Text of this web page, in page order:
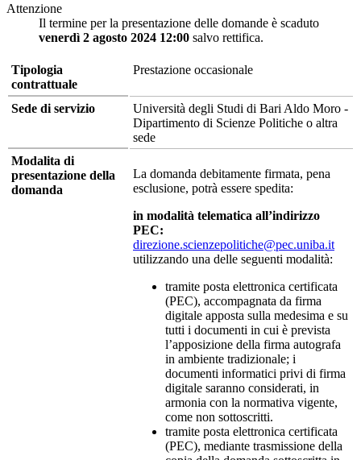
Attenzione
Il termine per la presentazione delle domande è scaduto
venerdì 2 agosto 2024 12:00 salvo rettifica.
Tipologia
contrattuale
Prestazione occasionale
Sede di servizio
Università degli Studi di Bari Aldo Moro -
Dipartimento di Scienze Politiche o altra
sede
Modalita di
presentazione della
domanda
La domanda debitamente firmata, pena
esclusione, potrà essere spedita:
in modalità telematica all’indirizzo
PEC:
direzione.scienzepolitiche@pec.uniba.it
utilizzando una delle seguenti modalità:
tramite posta elettronica certificata
(PEC), accompagnata da firma
digitale apposta sulla medesima e su
tutti i documenti in cui è prevista
l’apposizione della firma autografa
in ambiente tradizionale; i
documenti informatici privi di firma
digitale saranno considerati, in
armonia con la normativa vigente,
come non sottoscritti.
tramite posta elettronica certificata
(PEC), mediante trasmissione della